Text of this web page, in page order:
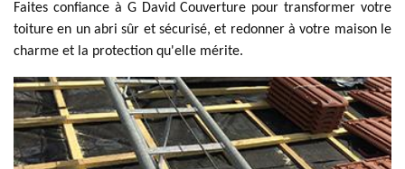
Faites confiance à G David Couverture pour transformer votre
toiture en un abri sûr et sécurisé, et redonner à votre maison le
charme et la protection qu'elle mérite.